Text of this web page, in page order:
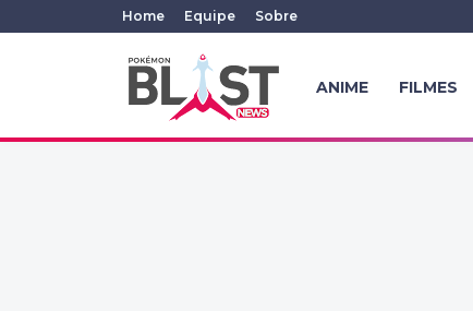
Home Equipe Sobre
ANIME FILMES